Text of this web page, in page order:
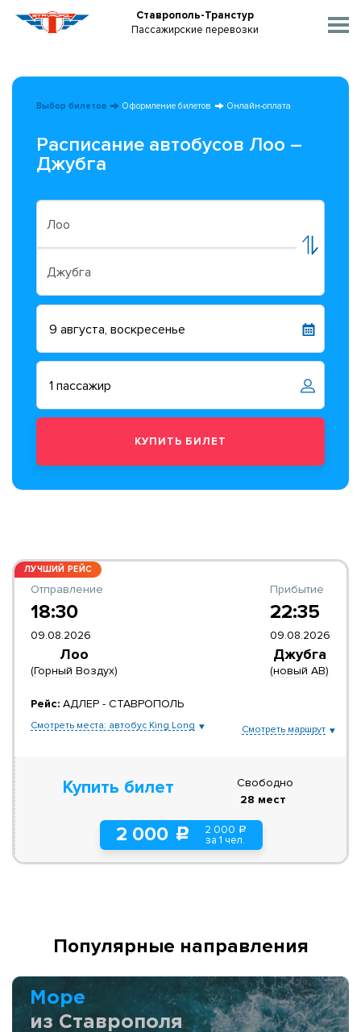
Ставрополь-Транстур
Пассажирские перевозки
Выбор билетов Оформление билетов Онлайн-оплата
Расписание автобусов Лоо –
Джубга
ЛУЧШИЙ РЕЙС
Отправление
18:30
09.08.2026
Лоо
(Горный Воздух)
Прибытие
22:35
09.08.2026
Джубга
(новый АВ)
Рейс: АДЛЕР - СТАВРОПОЛЬ
Смотреть места: автобус King Long Смотреть маршрут
Купить билет
2 000 c 2 000 a
за 1 чел.
Свободно
28 мест
Популярные направления
Море
из Ставрополя